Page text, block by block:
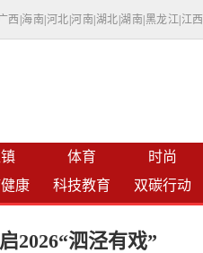
西 海南 河北 |河南 湖北 |湖南 黑龙江 江西
体育 时尚
康 科技教育 双碳行动
2026“泗泾有戏”